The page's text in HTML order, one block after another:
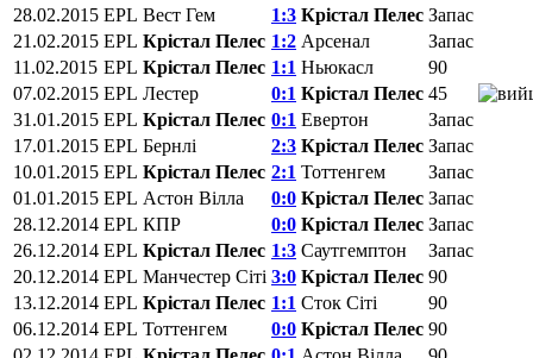
28.02.2015 EPL Вест Гем 1:3 Крістал Пелес Запас
21.02.2015 EPL Крістал Пелес 1:2 Арсенал
Запас
11.02.2015 EPL Крістал Пелес 1:1 Ньюкасл
90
07.02.2015 EPL Лестер 0:1 Крістал Пелес 45
31.01.2015 EPL Крістал Пелес 0:1 Евертон
Запас
17.01.2015 EPL Бернлі 2:3 Крістал Пелес Запас
10.01.2015 EPL Крістал Пелес 2:1 Тоттенгем
Запас
01.01.2015 EPL Астон Вілла 0:0 Крістал Пелес Запас
28.12.2014 EPL КПР 0:0 Крістал Пелес Запас
26.12.2014 EPL Крістал Пелес 1:3 Саутгемптон
Запас
20.12.2014 EPL Манчестер Сіті 3:0 Крістал Пелес 90
13.12.2014 EPL Крістал Пелес 1:1 Сток Сіті
90
06.12.2014 EPL Тоттенгем 0:0 Крістал Пелес 90